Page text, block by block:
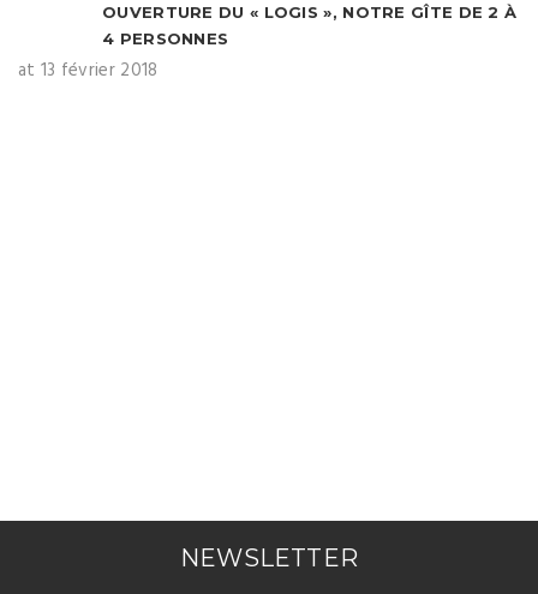
OUVERTURE DU « LOGIS », NOTRE GÎTE DE 2 À
4 PERSONNES
at 13 février 2018
NEWSLETTER